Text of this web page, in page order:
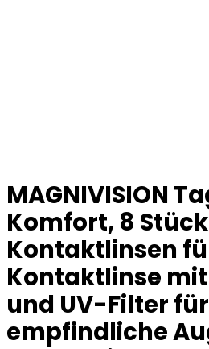
MAGNIVISION
Komfort, 8
Kontaktlinsen
Kontaktlinse
und UV-Filter für
empfindliche